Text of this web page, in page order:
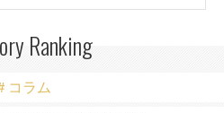
Ranking
コラム